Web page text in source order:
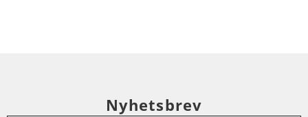
Nyhetsbrev